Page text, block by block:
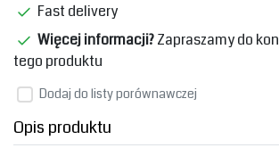
Fast delivery
Więcej informacji?Zapraszamy do
tego produktu
Dodaj do listy porównawczej
Opis produktu